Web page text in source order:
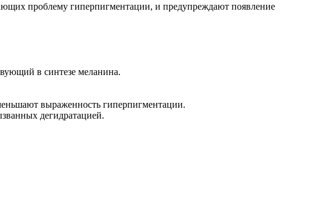
проблему гиперпигментации, и предупреждают появление
в синтезе меланина.
выраженность гиперпигментации.
дегидратацией.